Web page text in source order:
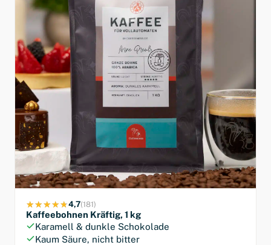
4,7(181)
Kaffeebohnen Kräftig, 1 kg
Karamell & dunkle Schokolade
Kaum Säure, nicht bitter